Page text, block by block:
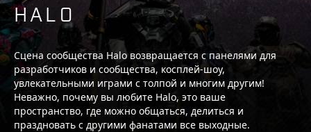
HALO
Сцена сообщества Halo возвращается с панелями для
разработчиков и сообщества, косплей-шоу,
увлекательными играми с толпой и многим другим!
Неважно, почему вы любите Halo, это ваше
пространство, где можно общаться, делиться и
праздновать с другими фанатами все выходные.